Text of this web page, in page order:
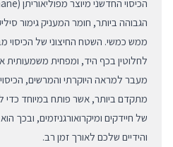
הגבוהה ביותר, חומר המעניק גימור
ממש כמשי. השטח החיצוני של הכיסוי
לחלוטין בכף היד, ומפחית משמעותית
מעבר למראה היוקרתי והמרשים,
מתקדם ביותר, אשר פותח במיוחד כדי
של חיידקים ומיקרואורגניזמים, ובכך
והידיים שלכם לאורך זמן רב.